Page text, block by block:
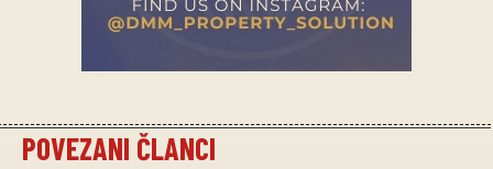
POVEZANI ČLANCI